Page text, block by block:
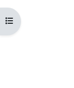
Ouvrir l’index du